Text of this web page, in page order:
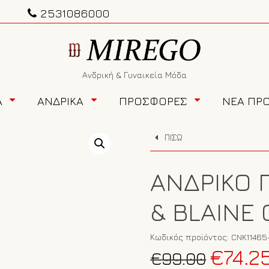
2531086000
Ανδρική & Γυναικεία Μόδα
ΑΝΔΡΙΚΑ ΠΡΟΣΦΟΡΕΣ ΝΕΑ
ΠΙΣΩ
ΑΝΔΡΙΚΌ
& BLAINE
Κωδικός προϊόντος:
€99.00 Original
€